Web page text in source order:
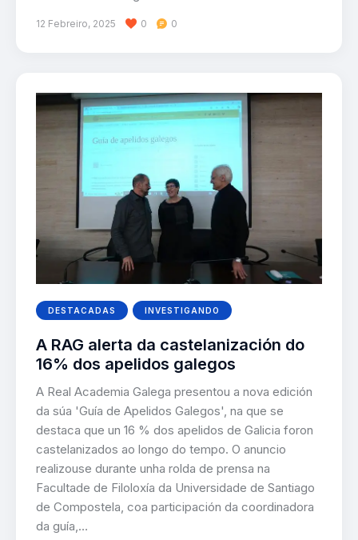
12 Febreiro, 2025 0 0
DESTACADAS INVESTIGANDO
A RAG alerta da castelanización do
16% dos apelidos galegos
A Real Academia Galega presentou a nova edición
da súa 'Guía de Apelidos Galegos', na que se
destaca que un 16 % dos apelidos de Galicia foron
castelanizados ao longo do tempo. O anuncio
realizouse durante unha rolda de prensa na
Facultade de Filoloxía da Universidade de Santiago
de Compostela, coa participación da coordinadora
da guía,…